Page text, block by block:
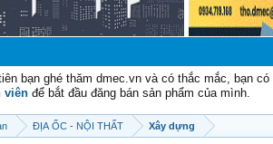
bạn ghé thăm dmec.vn và có thắc mắc, bạn có
viên để bắt đầu đăng bán sản phẩm của mình.
ĐỊA ỐC - NỘI THẤT Xây dựng